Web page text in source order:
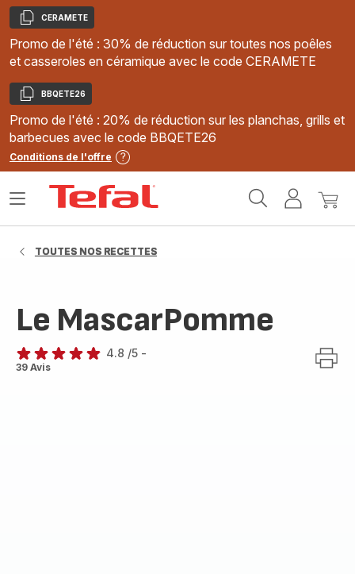
Copier
CERAMETE
Promo de l'été : 30% de réduction sur toutes nos poêles
et casseroles en céramique avec le code CERAMETE
Copier
BBQETE26
Promo de l'été : 20% de réduction sur les planchas, grills et
barbecues avec le code BBQETE26
Conditions de l'offre
MonMon
Ouvrir
TOUTES NOS RECETTES
Le MascarPomme
ratings.4.8
4.8 /5 -
39 Avis